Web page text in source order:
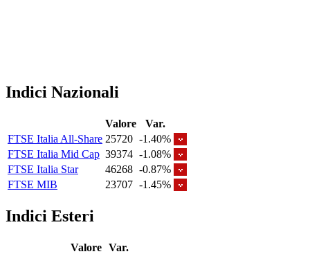
Indici Nazionali
Valore
Var.
FTSE Italia All-Share 25720 -1.40%
FTSE Italia Mid Cap 39374 -1.08%
FTSE Italia Star
46268 -0.87%
FTSE MIB
23707 -1.45%
Indici Esteri
Valore Var.